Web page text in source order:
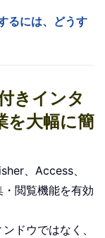
るには、どうす
きインタ
を大幅に簡
、Access、
閲覧機能を有効
ドウではなく、